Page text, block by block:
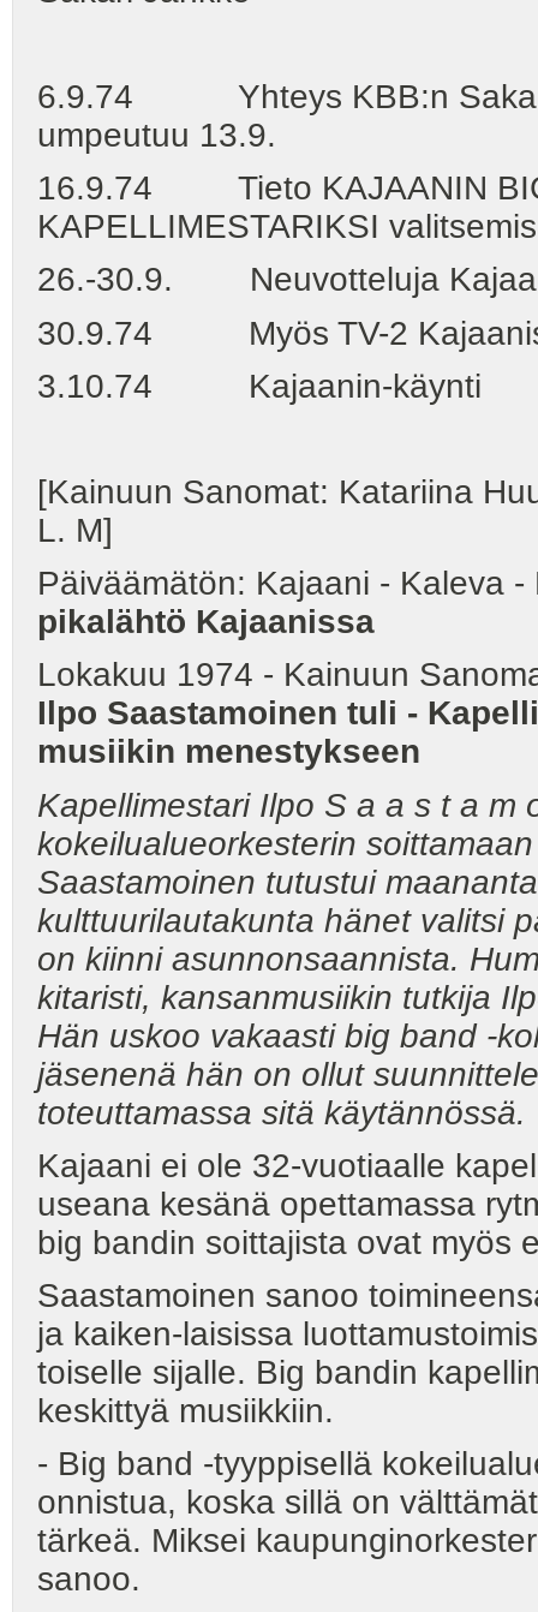
6.9.74 Yhteys KBB:n Sakari
umpeutuu 13.9.
16.9.74 Tieto KAJAANIN
KAPELLIMESTARIKSI
26.-30.9. Neuvotteluja
30.9.74 Myös TV-2
3.10.74 Kajaanin-käynti
[Kainuun Sanomat: Katariina
L. M]
Päiväämätön: Kajaani - Kaleva
pikalähtö Kajaanissa
Lokakuu 1974 - Kainuun
Ilpo Saastamoinen tuli -
musiikin menestykseen
Kapellimestari Ilpo S a a s t a m
kokeilualueorkesterin
Saastamoinen tutustui
kulttuurilautakunta hänet valitsi
on kiinni asunnonsaannista.
kitaristi, kansanmusiikin tutkija
Hän uskoo vakaasti big band -
jäsenenä hän on ollut
toteuttamassa sitä käytännössä.
Kajaani ei ole 32-vuotiaalle
useana kesänä opettamassa
big bandin soittajista ovat myös
Saastamoinen sanoo
ja kaiken-laisissa
toiselle sijalle. Big bandin
keskittyä musiikkiin.
- Big band -tyyppisellä
onnistua, koska sillä on
tärkeä. Miksei
sanoo.